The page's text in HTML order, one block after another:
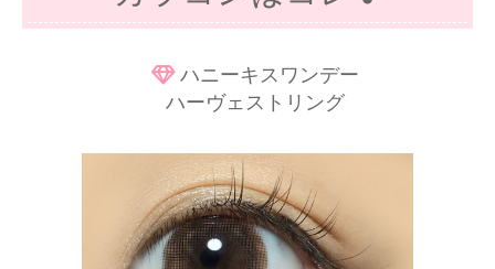
ハニーキスワンデー
ハーヴェストリング